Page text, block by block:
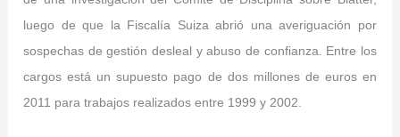
luego de que la Fiscalía Suiza abrió una averiguación por
sospechas de gestión desleal y abuso de confianza. Entre los
cargos está un supuesto pago de dos millones de euros en
2011 para trabajos realizados entre 1999 y 2002.